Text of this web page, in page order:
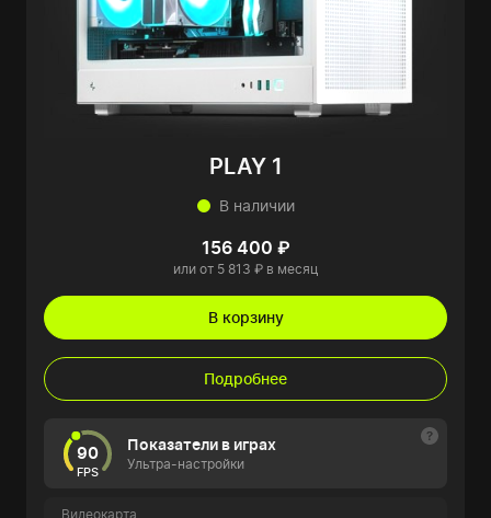
PLAY 1
В наличии
156 400 ₽
или от 5 813 ₽ в месяц
В корзину
Подробнее
90
FPS
Показатели в играх
Ультра-настройки
Видеокарта